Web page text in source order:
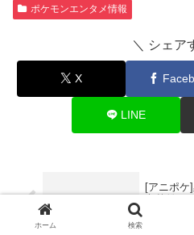
ポケモンエンタメ情報
＼ シェア
X
LINE
[アニポケ
スピネル
ホーム 検索